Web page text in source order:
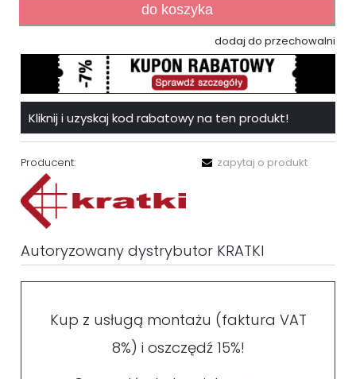
do koszyka
dodaj do przechowalni
Kliknij i uzyskaj kod rabatowy na ten produkt!
Producent: zapytaj o produkt
Autoryzowany dystrybutor KRATKI
Kup z usługą montażu (faktura VAT
8%) i oszczędź 15%!